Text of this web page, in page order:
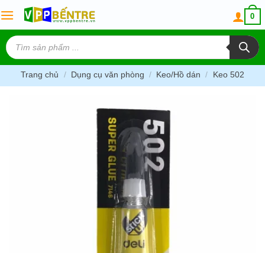
to
content
0
Tìm
kiếm
sản
phẩm
Trang chủ / Dụng cụ văn phòng / Keo/Hồ dán / Keo 502